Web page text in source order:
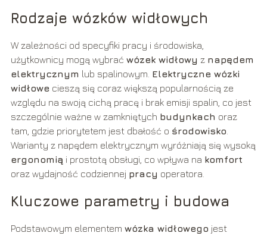
Rodzaje wózków widłowych
W zależności od specyfiki pracy i środowiska,
użytkownicy mogą wybrać wózek widłowy z napędem
elektrycznym lub spalinowym. Elektryczne wózki
widłowecieszą się coraz większą popularnością ze
względu na swoją cichą pracę i brak emisji spalin, co jest
szczególnie ważne w zamkniętych budynkach oraz
tam, gdzie priorytetem jest dbałość o środowisko
Warianty z napędem elektrycznym wyróżniają się wysoką
ergonomią i prostotą obsługi, co wpływa na komfort
oraz wydajność codziennej pracy operatora.
Kluczowe parametry i budowa
Podstawowym elementem wózka widłowego jest